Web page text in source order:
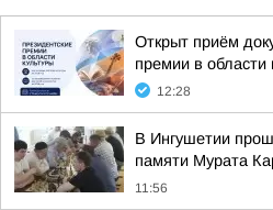
Открыт приём
премии в области
12:28
В Ингушетии
памяти Мурата
11:56